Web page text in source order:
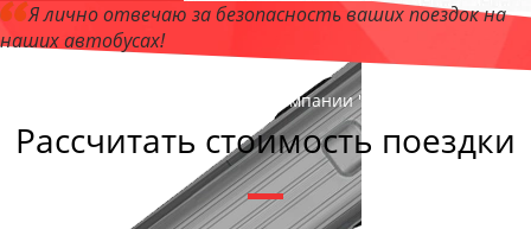
Я лично отвечаю за безопасность ваших поездок на
наших автобусах!
, директор компании "ТранспортБас "
Рассчитать стоимость поездки